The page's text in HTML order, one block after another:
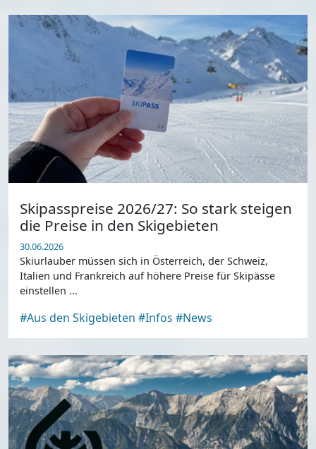
Skipasspreise 2026/27: So stark steigen
die Preise in den Skigebieten
30.06.2026
Skiurlauber müssen sich in Österreich, der Schweiz,
Italien und Frankreich auf höhere Preise für Skipässe
einstellen ...
#Aus den Skigebieten #Infos #News